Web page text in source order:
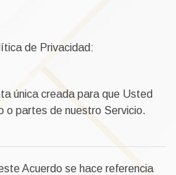
de Privacidad:
única creada para que Usted
o partes de nuestro Servicio.
Acuerdo se hace referencia